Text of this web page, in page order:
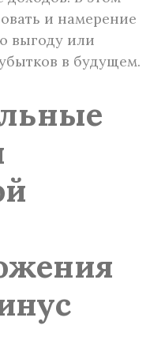
и намерение
выгоду или
в будущем.